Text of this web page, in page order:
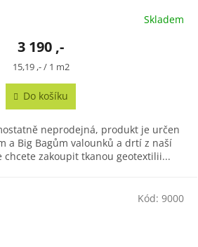
Skladem
3 190 ,-
Měrná
15,19 ,- / 1 m2
Do košíku
neprodejná, produkt je určen
a Big Bagům valounků a drtí z naší
chcete zakoupit tkanou geotextilii...
Kód: 9000